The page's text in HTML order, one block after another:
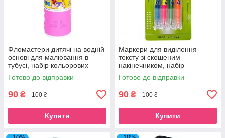
Фломастери дитячі на водній
основі для малювання в
тубусі, набір кольорових
фломастерів 12 кольорів для
школи рожевий
Готово до відправки
90 ₴ 100 ₴
Купити
Маркери для виділення
тексту зі скошеним
накінечником, набір
двосторонніх
флуоресцентних неонових
текстмаркерів 4 шт. в упаковці
Готово до відправки
90 ₴ 100 ₴
Купити